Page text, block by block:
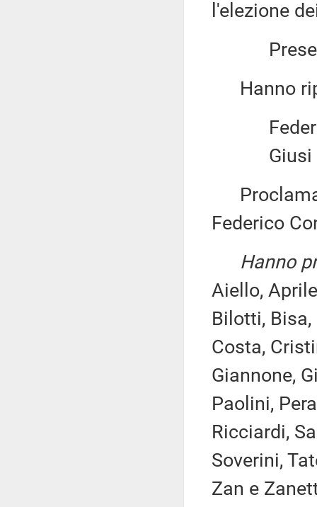
l'elezione
Hanno
Giusi
Federico
Hanno
Aiello,
Bilotti,
Costa,
Giannone,
Paolini,
Ricciardi,
Soverini,
Zan e